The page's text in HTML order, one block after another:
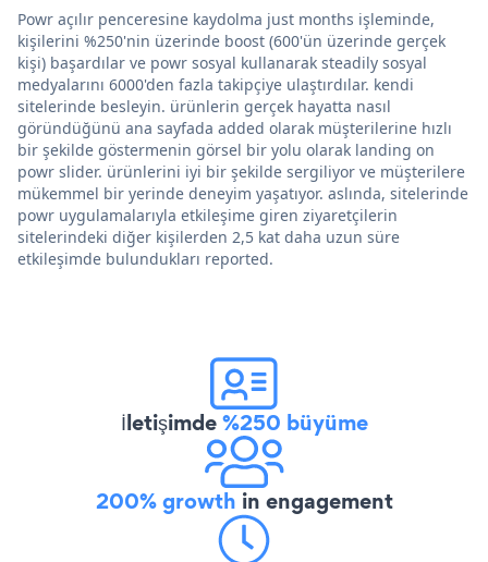
Powr açılır penceresine kaydolma just months işleminde,
kişilerini %250'nin üzerinde boost (600'ün üzerinde gerçek
kişi) başardılar ve powr sosyal kullanarak steadily sosyal
medyalarını 6000'den fazla takipçiye ulaştırdılar. kendi
sitelerinde besleyin. ürünlerin gerçek hayatta nasıl
göründüğünü ana sayfada added olarak müşterilerine hızlı
bir şekilde göstermenin görsel bir yolu olarak landing on
powr slider. ürünlerini iyi bir şekilde sergiliyor ve müşterilere
mükemmel bir yerinde deneyim yaşatıyor. aslında, sitelerinde
powr uygulamalarıyla etkileşime giren ziyaretçilerin
sitelerindeki diğer kişilerden 2,5 kat daha uzun süre
etkileşimde bulundukları reported.
İletişimde%250 büyüme
200% growth in engagement